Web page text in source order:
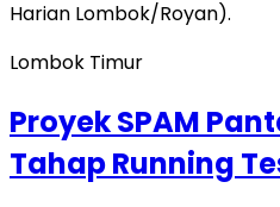
Lombok Timur
Proyek SPAM
Tahap Running